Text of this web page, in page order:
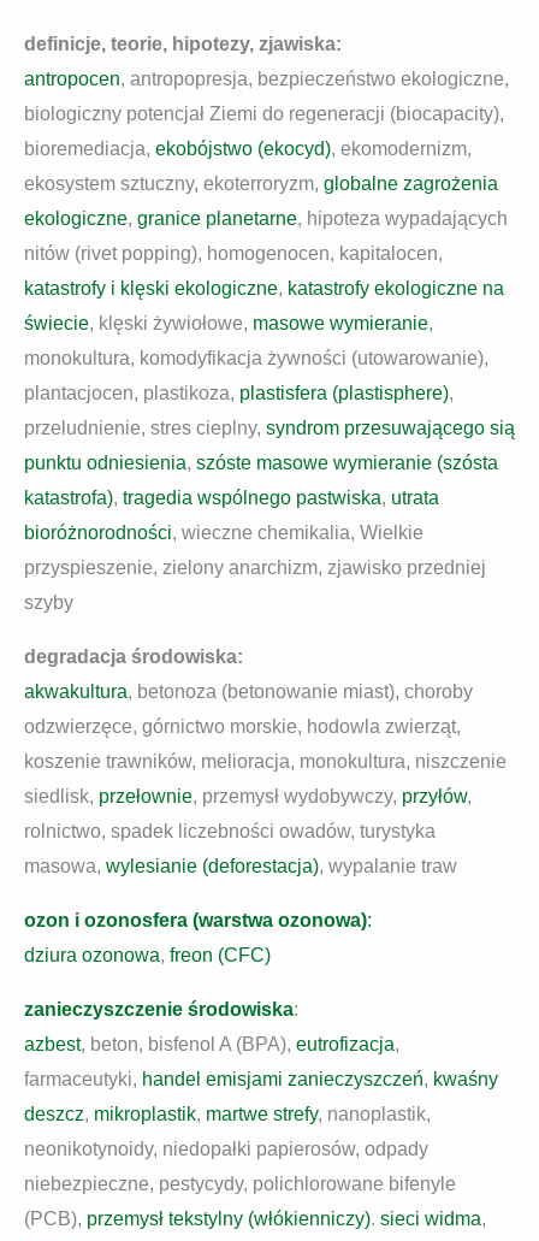
definicje, teorie, hipotezy, zjawiska:
antropocen, antropopresja, bezpieczeństwo ekologiczne,
biologiczny potencjał Ziemi do regeneracji (biocapacity),
bioremediacja, ekobójstwo (ekocyd), ekomodernizm,
ekosystem sztuczny, ekoterroryzm, globalne zagrożenia
ekologiczne, granice planetarne, hipoteza wypadających
nitów (rivet popping), homogenocen, kapitalocen,
katastrofy i klęski ekologiczne, katastrofy ekologiczne na
świecie, klęski żywiołowe, masowe wymieranie,
monokultura, komodyfikacja żywności (utowarowanie),
plantacjocen, plastikoza, plastisfera (plastisphere),
przeludnienie, stres cieplny, syndrom przesuwającego sią
punktu odniesienia, szóste masowe wymieranie (szósta
katastrofa), tragedia wspólnego pastwiska, utrata
bioróżnorodności, wieczne chemikalia, Wielkie
przyspieszenie, zielony anarchizm, zjawisko przedniej
szyby
degradacja środowiska:
akwakultura, betonoza (betonowanie miast), choroby
odzwierzęce, górnictwo morskie, hodowla zwierząt,
koszenie trawników, melioracja, monokultura, niszczenie
siedlisk, przełownie, przemysł wydobywczy, przyłów,
rolnictwo, spadek liczebności owadów, turystyka
masowa, wylesianie (deforestacja), wypalanie traw
ozon i ozonosfera (warstwa ozonowa):
dziura ozonowa, freon (CFC)
zanieczyszczenie środowiska:
azbest, beton, bisfenol A (BPA), eutrofizacja,
farmaceutyki, handel emisjami zanieczyszczeń, kwaśny
deszcz, mikroplastik, martwe strefy, nanoplastik,
neonikotynoidy, niedopałki papierosów, odpady
niebezpieczne, pestycydy, polichlorowane bifenyle
(PCB), przemysł tekstylny (włókienniczy). sieci widma,